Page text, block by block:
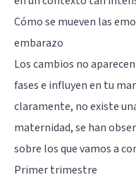
Cómo se mueven las
embarazo
Los cambios no
fases e influyen en tu
claramente, no existe
maternidad, se han
sobre los que vamos a
Primer trimestre